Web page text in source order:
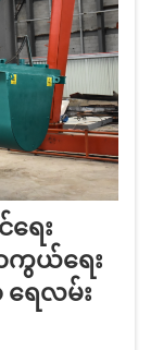
ေး
ကွယ်ရေး
ရေလမ်း